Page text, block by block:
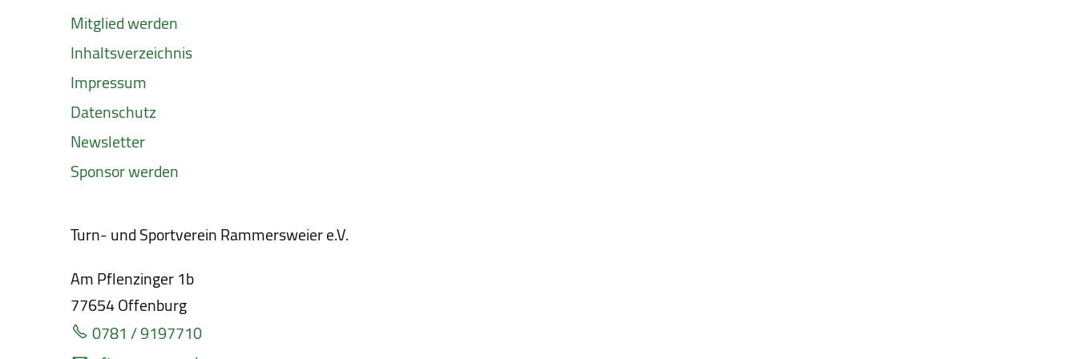
Mitglied werden
Inhaltsverzeichnis
Impressum
Datenschutz
Newsletter
Sponsor werden
Turn- und Sportverein Rammersweier e.V.
Am Pflenzinger 1b
77654Offenburg
0781 / 9197710